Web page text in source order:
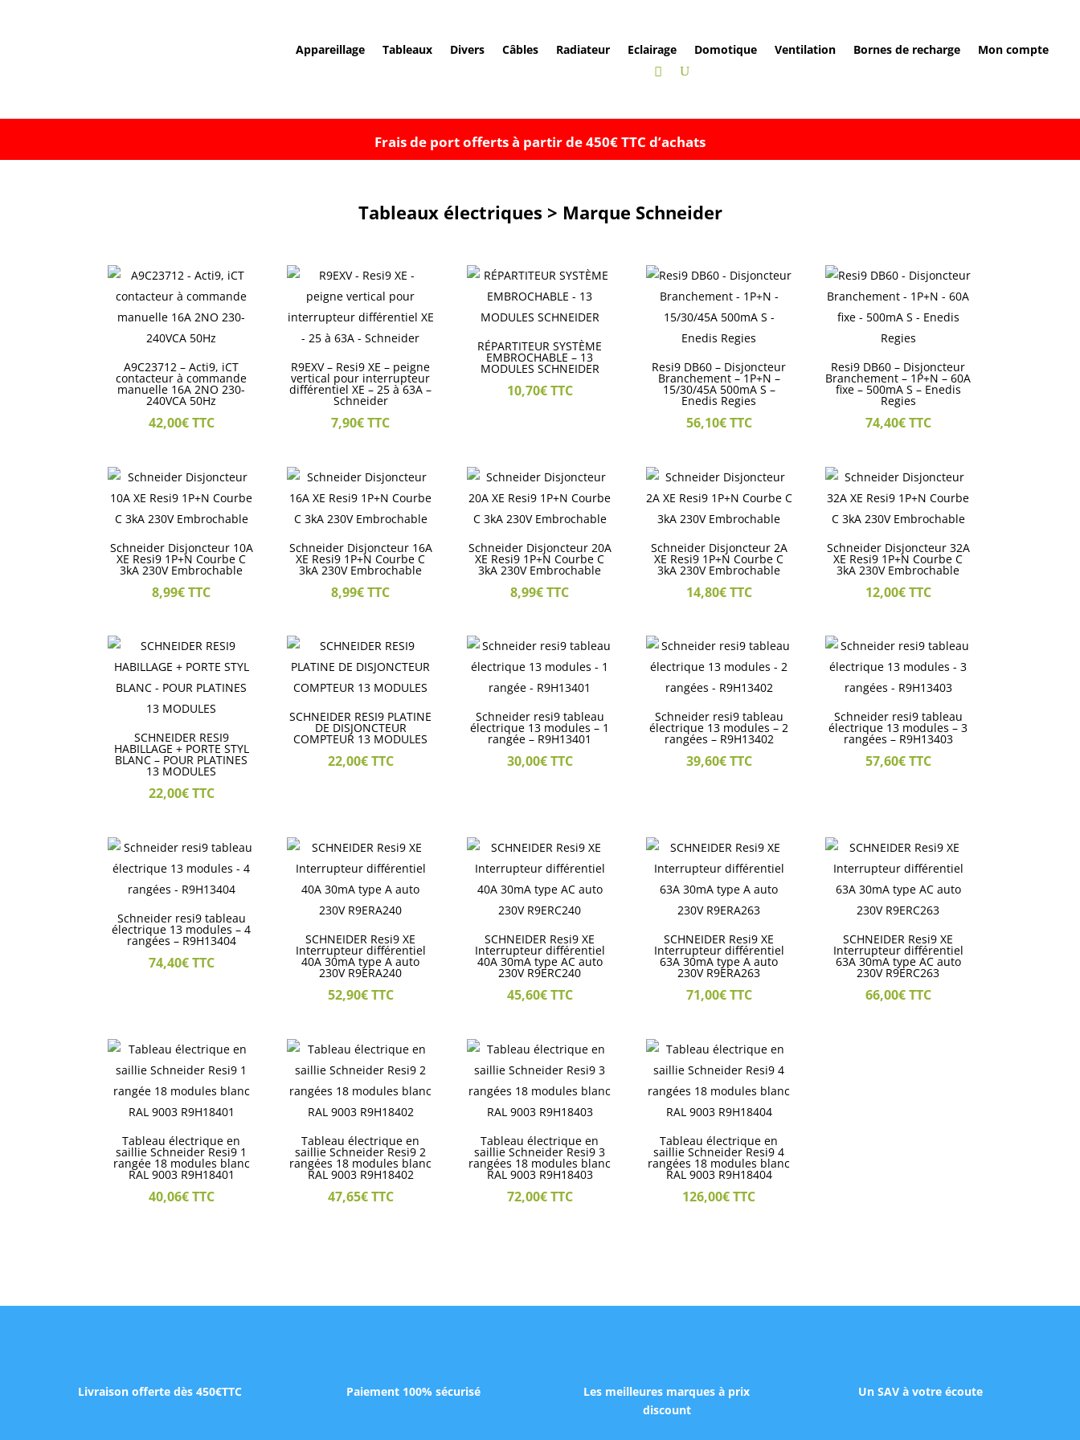
Appareillage Tableaux Divers Câbles Radiateur Eclairage Domotique Ventilation Bornes de recharge Mon compte
Frais de port offerts à partir de 450€ TTC d’achats
Tableaux électriques > Marque Schneider
A9C23712 – Acti9, iCT
contacteur à commande
manuelle 16A 2NO 230-
240VCA 50Hz
42,00€ TTC
R9EXV – Resi9 XE – peigne
vertical pour interrupteur
différentiel XE – 25 à 63A –
Schneider
7,90€TTC
RÉPARTITEUR SYSTÈME
EMBROCHABLE – 13
MODULES SCHNEIDER
10,70€TTC
Resi9 DB60 – Disjoncteur
Branchement – 1P+N –
15/30/45A 500mA S –
Enedis Regies
56,10€TTC
Resi9 DB60 – Disjoncteur
Branchement – 1P+N – 60A
fixe – 500mA S – Enedis
Regies
74,40€TTC
Schneider Disjoncteur 10A
XE Resi9 1P+N Courbe C
3kA 230V Embrochable
8,99€TTC
Schneider Disjoncteur 16A
XE Resi9 1P+N Courbe C
3kA 230V Embrochable
8,99€TTC
Schneider Disjoncteur 20A
XE Resi9 1P+N Courbe C
3kA 230V Embrochable
8,99€TTC
Schneider Disjoncteur 2A
XE Resi9 1P+N Courbe C
3kA 230V Embrochable
14,80€TTC
Schneider Disjoncteur 32A
XE Resi9 1P+N Courbe C
3kA 230V Embrochable
12,00€TTC
SCHNEIDER RESI9
HABILLAGE + PORTE STYL
BLANC – POUR PLATINES
13 MODULES
22,00€ TTC
SCHNEIDER RESI9 PLATINE
DE DISJONCTEUR
COMPTEUR 13 MODULES
22,00€ TTC
Schneider resi9 tableau
électrique 13 modules – 1
rangée – R9H13401
30,00€TTC
Schneider resi9 tableau
électrique 13 modules – 2
rangées – R9H13402
39,60€TTC
Schneider resi9 tableau
électrique 13 modules – 3
rangées – R9H13403
57,60€TTC
Schneider resi9 tableau
électrique 13 modules – 4
rangées – R9H13404
74,40€ TTC
SCHNEIDER Resi9 XE
Interrupteur différentiel
40A 30mA type A auto
230V R9ERA240
52,90€ TTC
SCHNEIDER Resi9 XE
Interrupteur différentiel
40A 30mA type AC auto
230V R9ERC240
45,60€TTC
SCHNEIDER Resi9 XE
Interrupteur différentiel
63A 30mA type A auto
230V R9ERA263
71,00€TTC
SCHNEIDER Resi9 XE
Interrupteur différentiel
63A 30mA type AC auto
230V R9ERC263
66,00€TTC
Tableau électrique en
saillie Schneider Resi9 1
rangée 18 modules blanc
RAL 9003 R9H18401
40,06€ TTC
Tableau électrique en
saillie Schneider Resi9 2
rangées 18 modules blanc
RAL 9003 R9H18402
47,65€ TTC
Tableau électrique en
saillie Schneider Resi9 3
rangées 18 modules blanc
RAL 9003 R9H18403
72,00€TTC
Tableau électrique en
saillie Schneider Resi9 4
rangées 18 modules blanc
RAL 9003 R9H18404
126,00€TTC
Livraison offerte dès 450€TTC Paiement 100% sécurisé
Les meilleures marques à prix
discount
Un SAV à votre écoute